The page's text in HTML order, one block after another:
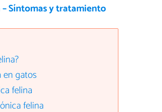
Síntomas y tratamiento
en gatos
felina
felina